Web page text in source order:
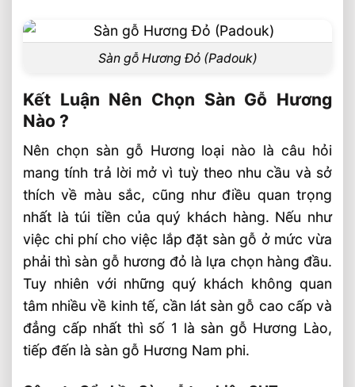
Sàn gỗ Hương Đỏ (Padouk)
Kết Luận Nên Chọn Sàn Gỗ Hương
Nào ?
Nên chọn sàn gỗ Hương loại nào là câu hỏi
mang tính trả lời mở vì tuỳ theo nhu cầu và sở
thích về màu sắc, cũng như điều quan trọng
nhất là túi tiền của quý khách hàng. Nếu như
việc chi phí cho việc lắp đặt sàn gỗ ở mức vừa
phải thì sàn gỗ hương đỏ là lựa chọn hàng đầu.
Tuy nhiên với những quý khách không quan
tâm nhiều về kinh tế, cần lát sàn gỗ cao cấp và
đẳng cấp nhất thì số 1 là sàn gỗ Hương Lào,
tiếp đến là sàn gỗ Hương Nam phi.